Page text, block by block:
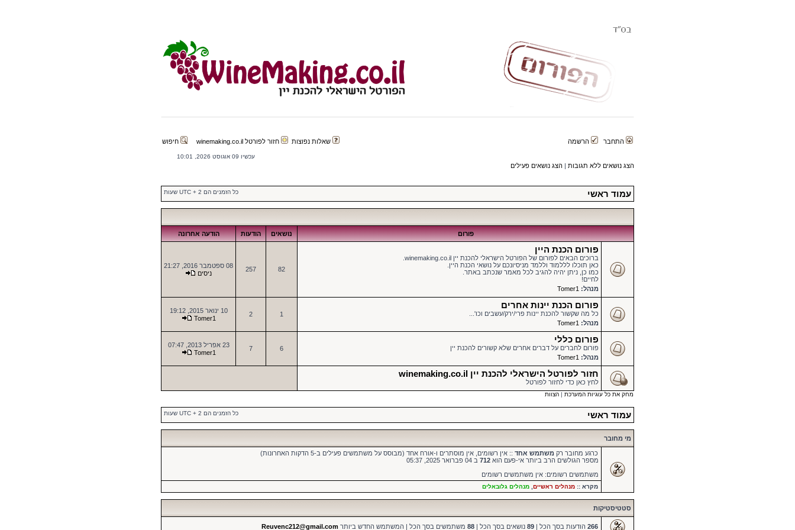
התחבר הרשמה שאלות נפוצות חזור לפורטל winemaking.co.il חיפוש
עכשיו 09 אוגוסט 2026, 10:01
הצג נושאים ללא תגובות | הצג נושאים פעילים
עמוד ראשי כל הזמנים הם UTC + 2 שעות
פורום נושאים הודעות הודעה אחרונה
פורום הכנת היין
ברוכים הבאים לפורום של הפורטל הישראלי להכנת יין winemaking.co.il.
כאן תוכלו לללמוד וללמד מניסיונכם על נושאי הכנת היין.
כמו כן, ניתן יהיה להגיב לכל מאמר שנכתב באתר.
לחיים!
מנהל: Tomer1
82
257
08 ספטמבר 2016, 21:27
ניסים
פורום הכנת יינות אחרים
כל מה שקשור להכנת יינות פרי/ירק/עשבים וכו'...
מנהל: Tomer1
1
2
10 ינואר 2015, 19:12
Tomer1
פורום כללי
פורום לחברים על דברים אחרים שלא קשורים להכנת יין
מנהל: Tomer1
6
7
23 אפריל 2013, 07:47
Tomer1
חזור לפורטל הישראלי להכנת יין winemaking.co.il
לחץ כאן כדי לחזור לפורטל
מחק את כל עוגיות המערכת | הצוות
עמוד ראשי כל הזמנים הם UTC + 2 שעות
מי מחובר
כרגע מחובר רק משתמש אחד :: אין רשומים, אין מוסתרים ו-אורח אחד (מבוסס על משתמשים פעילים ב-5 הדקות האחרונות)
מספר הגולשים הרב ביותר אי-פעם הוא 712 ב 04 פברואר 2025, 05:37
משתמשים רשומים: אין משתמשים רשומים
מקרא :: מנהלים ראשיים מנהלים גלובאלים
סטטיסטיקות
266 הודעות בסך הכל | 89 נושאים בסך הכל | 88 משתמשים בסך הכל | המשתמש החדש ביותר Reuvenc212@gmail.com